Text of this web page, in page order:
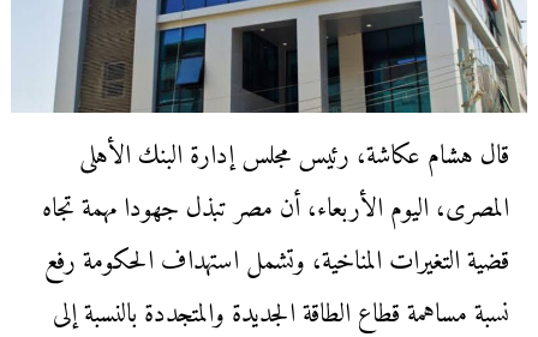
قال هشام عكاشة، رئيس مجلس إدارة البنك الأهلى
المصرى، اليوم الأربعاء، أن مصر تبذل جهودا مهمة تجاه
قضية التغيرات المناخية، وتشمل استهداف الحكومة رفع
نسبة مساهمة قطاع الطاقة الجديدة والمتجددة بالنسبة إلى